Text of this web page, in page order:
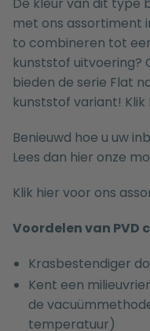
De kleur van dit type
met ons assortiment
to combineren tot
kunststof uitvoering?
bieden de serie Flat
kunststof variant! Klik
Benieuwd hoe u uw
Lees dan hier onze
Klik hier voor ons
Voordelen van PVD
Krasbestendiger
Kent een
de
temperatuur)